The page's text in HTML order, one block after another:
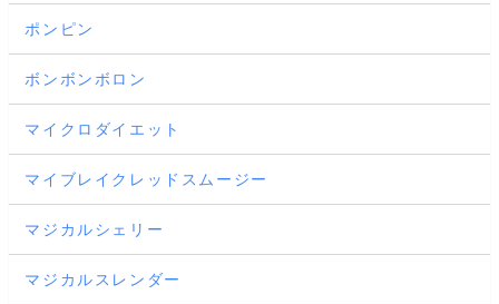
ポンピン
ボンボンボロン
マイクロダイエット
マイブレイクレッドスムージー
マジカルシェリー
マジカルスレンダー